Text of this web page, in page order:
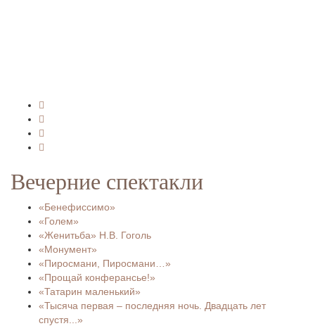
Вечерние спектакли
«Бенефиссимо»
«Голем»
«Женитьба» Н.В. Гоголь
«Монумент»
«Пиросмани, Пиросмани…»
«Прощай конферансье!»
«Татарин маленький»
«Тысяча первая – последняя ночь. Двадцать лет
спустя...»